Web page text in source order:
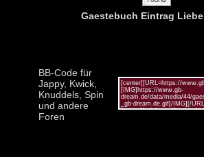
Gaestebuch Eintrag Liebe
BB-Code für
Jappy, Kwick,
Knuddels, Spin
und andere
Foren